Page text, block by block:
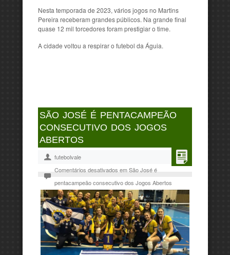
Nesta temporada de 2023, vários jogos no Martins
Pereira receberam grandes públicos. Na grande final
quase 12 mil torcedores foram prestigiar o time.
A cidade voltou a respirar o futebol da Águia.
SÃO JOSÉ É PENTACAMPEÃO
CONSECUTIVO DOS JOGOS
ABERTOS
futebolvale
Comentários desativados em São José é
pentacampeão consecutivo dos Jogos Abertos